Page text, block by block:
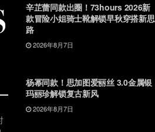
辛芷蕾同款出圈！73hours 2026新
款冒险小姐骑士靴解锁早秋穿搭新思
路
2026年8月7日
杨幂同款！思加图爱丽丝 3.0金属银
玛丽珍解锁复古新风
2026年8月7日